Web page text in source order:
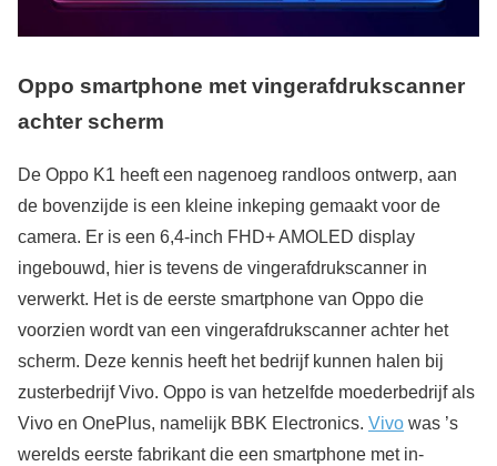
Oppo smartphone met vingerafdrukscanner
achter scherm
De Oppo K1 heeft een nagenoeg randloos ontwerp, aan
de bovenzijde is een kleine inkeping gemaakt voor de
camera. Er is een 6,4-inch FHD+ AMOLED display
ingebouwd, hier is tevens de vingerafdrukscanner in
verwerkt. Het is de eerste smartphone van Oppo die
voorzien wordt van een vingerafdrukscanner achter het
scherm. Deze kennis heeft het bedrijf kunnen halen bij
zusterbedrijf Vivo. Oppo is van hetzelfde moederbedrijf als
Vivo en OnePlus, namelijk BBK Electronics. Vivo was ’s
werelds eerste fabrikant die een smartphone met in-